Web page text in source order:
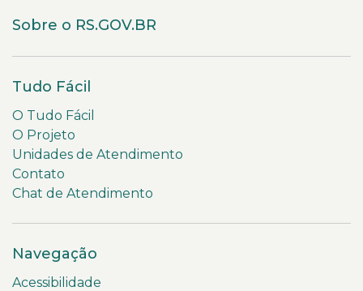
Sobre o RS.GOV.BR
Tudo Fácil
O Tudo Fácil
O Projeto
Unidades de Atendimento
Contato
Chat de Atendimento
Navegação
Acessibilidade